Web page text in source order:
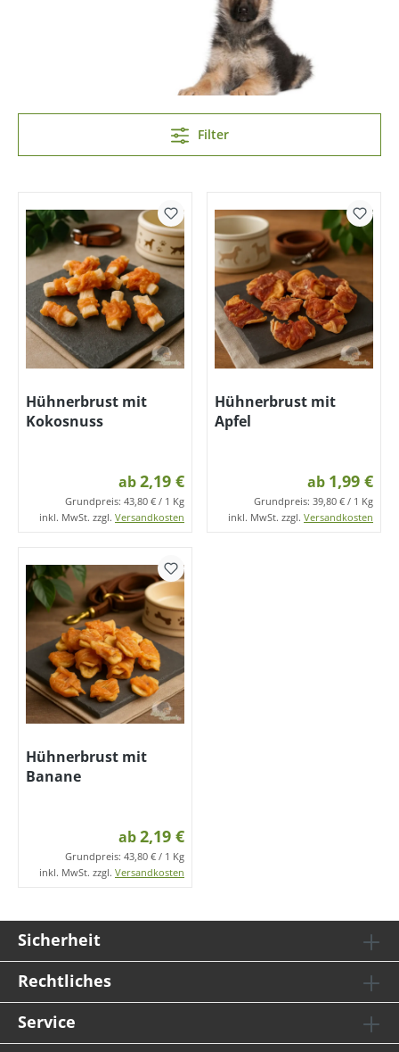
Filter
Hühnerbrust mit
Kokosnuss
ab2,19 €
Grundpreis: 43,80 € / 1 Kg
inkl. MwSt. zzgl. Versandkosten
Hühnerbrust mit
Apfel
ab 1,99 €
Grundpreis: 39,80 € / 1 Kg
inkl. MwSt. zzgl. Versandkosten
Hühnerbrust mit
Banane
ab2,19 €
Grundpreis: 43,80 € / 1 Kg
inkl. MwSt. zzgl. Versandkosten
Sicherheit
Rechtliches
Service